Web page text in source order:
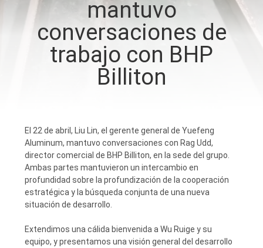
CONTROL
NOTICIAS
SOLICITAR
UNA
COTIZACIÓN
mantuvo
conversaciones de
trabajo con BHP
Billiton
El 22 de abril, Liu Lin, el gerente general de Yuefeng
Aluminum, mantuvo conversaciones con Rag Udd,
director comercial de BHP Billiton, en la sede del grupo.
Ambas partes mantuvieron un intercambio en
profundidad sobre la profundización de la cooperación
estratégica y la búsqueda conjunta de una nueva
situación de desarrollo.
Extendimos una cálida bienvenida a Wu Ruige y su
equipo, y presentamos una visión general del desarrollo